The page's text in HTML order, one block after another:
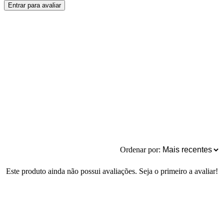
Entrar para avaliar
Ordenar por:
Este produto ainda não possui avaliações. Seja o primeiro a avaliar!